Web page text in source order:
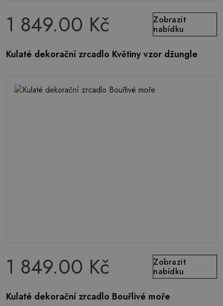
1 849.00 Kč
Zobrazit
nabídku
Kulaté dekorační zrcadlo Květiny vzor džungle
1 849.00 Kč
Zobrazit
nabídku
Kulaté dekorační zrcadlo Bouřlivé moře